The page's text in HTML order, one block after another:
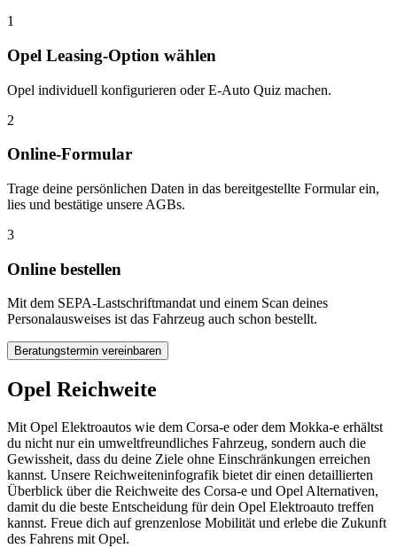
1
Opel Leasing-Option wählen
Opel individuell konfigurieren oder E-Auto Quiz machen.
2
Online-Formular
Trage deine persönlichen Daten in das bereitgestellte Formular ein,
lies und bestätige unsere AGBs.
3
Online bestellen
Mit dem SEPA-Lastschriftmandat und einem Scan deines
Personalausweises ist das Fahrzeug auch schon bestellt.
Beratungstermin vereinbaren
Opel Reichweite
Mit Opel Elektroautos wie dem Corsa-e oder dem Mokka-e erhältst
du nicht nur ein umweltfreundliches Fahrzeug, sondern auch die
Gewissheit, dass du deine Ziele ohne Einschränkungen erreichen
kannst. Unsere Reichweiteninfografik bietet dir einen detaillierten
Überblick über die Reichweite des Corsa-e und Opel Alternativen,
damit du die beste Entscheidung für dein Opel Elektroauto treffen
kannst. Freue dich auf grenzenlose Mobilität und erlebe die Zukunft
des Fahrens mit Opel.